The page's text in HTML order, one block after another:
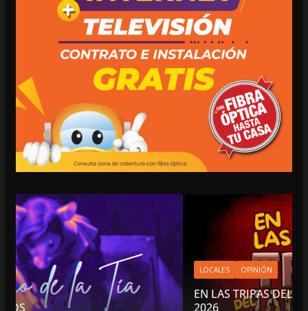
LOCALES OPINIÓN
EN LAS TRIPAS DEL JAGUAR: 06 DE AGOSTO
2026